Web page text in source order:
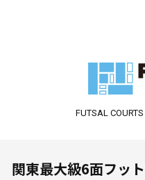
FUTSAL COURTS
関東最大級6面フッ